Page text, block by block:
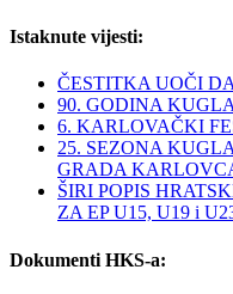
Istaknute vijesti:
ČESTITKA UOČI
90. GODINA
6. KARLOVAČKI
25. SEZONA
GRADA
ŠIRI POPIS
ZA EP U15, U19 i
Dokumenti HKS-a: